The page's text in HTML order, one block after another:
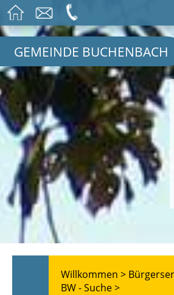
GEMEINDE BUCHENBACH
Willkommen >
BW - Suche >